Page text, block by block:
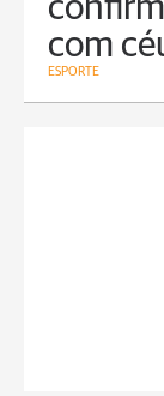
com
ESPORTE